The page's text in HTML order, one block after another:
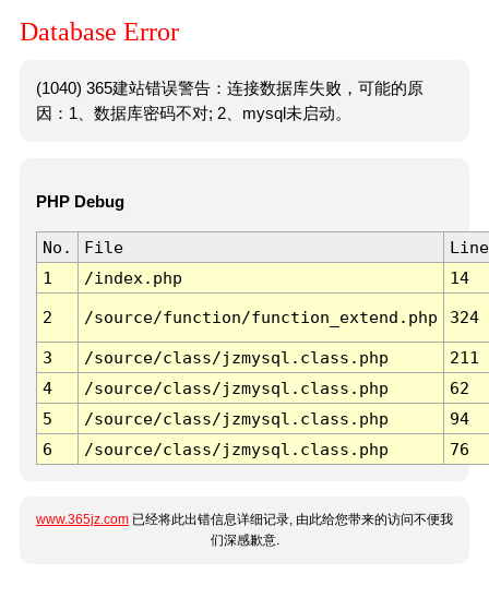
Database Error
(1040) 365建站错误警告：连接数据库失败，可能的原
因：1、数据库密码不对; 2、mysql未启动。
PHP Debug
No. File
Line
1
/index.php 14
2 /source/function/function_extend.php 324
3 /source/class/jzmysql.class.php
211
4
/source/class/jzmysql.class.php
62
5
/source/class/jzmysql.class.php
94
6
/source/class/jzmysql.class.php 76
www.365jz.com 已经将此出错信息详细记录, 由此给您带来的访问不便我
们深感歉意.